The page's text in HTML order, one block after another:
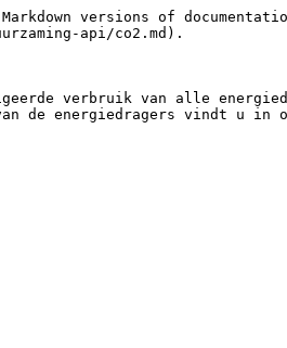
versions of
api/co2.md).
verbruik van alle
de energiedragers vindt u in